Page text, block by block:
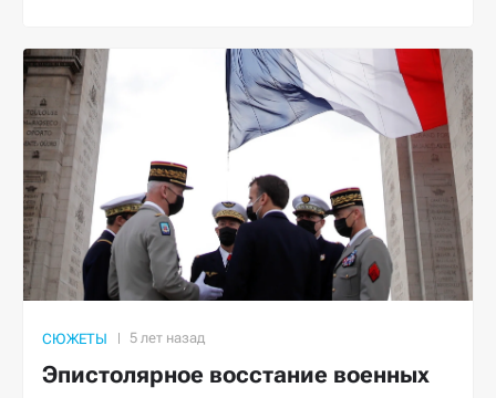
СЮЖЕТЫ
Эпистолярное восстание военных